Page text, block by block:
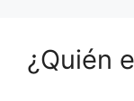
¿Quién